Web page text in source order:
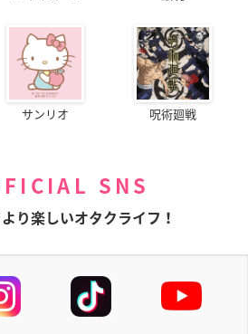
サンリオ 呪術廻戦
SNS
り楽しいオタクライフ！